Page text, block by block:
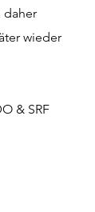
daher
wieder
& SRF